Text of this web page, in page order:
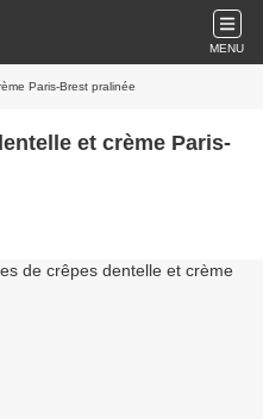
MENU
Paris-Brest pralinée
et crème Paris-